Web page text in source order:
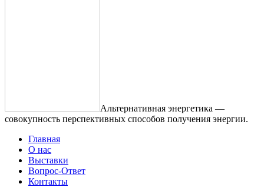
Альтернативная энергетика —
совокупность перспективных способов получения энергии.
Главная
О нас
Выставки
Вопрос-Ответ
Контакты